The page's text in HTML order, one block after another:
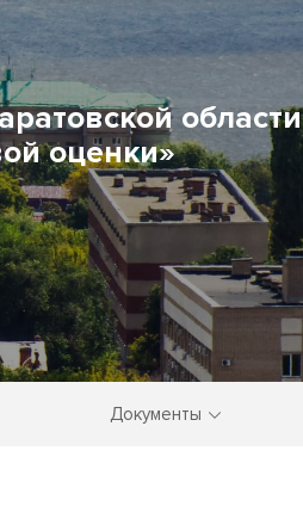
области
оценки»
Документы